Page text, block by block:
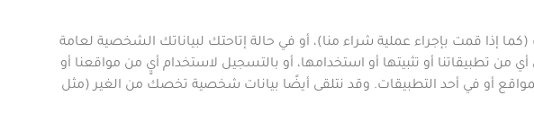
قمت بإجراء عملية شراء منا)، أو في حالة إتاحتك لبياناتك الشخصية لعامة
تطبيقاتنا أو تثبيتها أو استخدامها، أو بالتسجيل لاستخدام أيٍ من مواقعنا أو
أو في أحد التطبيقات. وقد نتلقى أيضًا بيانات شخصية تخصك من الغير (مثل